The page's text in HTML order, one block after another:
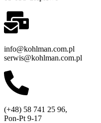
info@kohlman.com.pl
serwis@kohlman.com.pl
(+48) 58 741 25 96,
Pon-Pt 9-17